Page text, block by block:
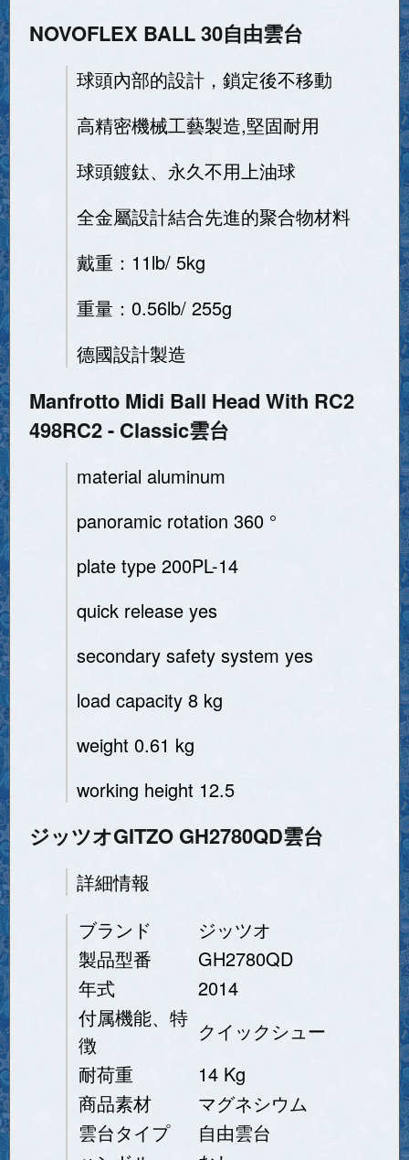
NOVOFLEX BALL 30自由雲台
球頭內部的設計，鎖定後不移動
高精密機械工藝製造,堅固耐用
球頭鍍鈦、永久不用上油球
全金屬設計結合先進的聚合物材料
戴重：11lb/ 5kg
重量：0.56lb/ 255g
德國設計製造
Manfrotto Midi Ball Head With RC2
498RC2 - Classic雲台
material aluminum
panoramic rotation 360 °
plate type 200PL-14
quick release yes
secondary safety system yes
load capacity 8 kg
weight 0.61 kg
working height 12.5
ジッツオGITZO GH2780QD雲台
詳細情報
ブランド
ジッツオ
製品型番
GH2780QD
年式
2014
付属機能、特
徴
クイックシュー
耐荷重
14 Kg
商品素材
マグネシウム
雲台タイプ
自由雲台